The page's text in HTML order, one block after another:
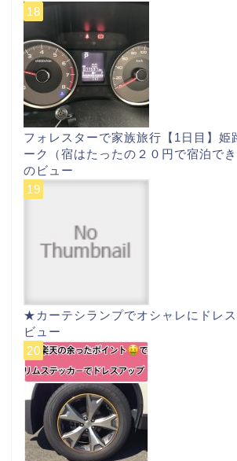
フォレスターで家族旅行【1日目】姫
ーク（宿はたったの２０円で宿泊で
のビュー
★カーテシランプでオシャレにドレ
ビュー